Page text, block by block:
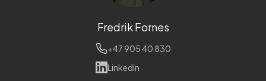
Fredrik Fornes
+47 905 40 830
LinkedIn